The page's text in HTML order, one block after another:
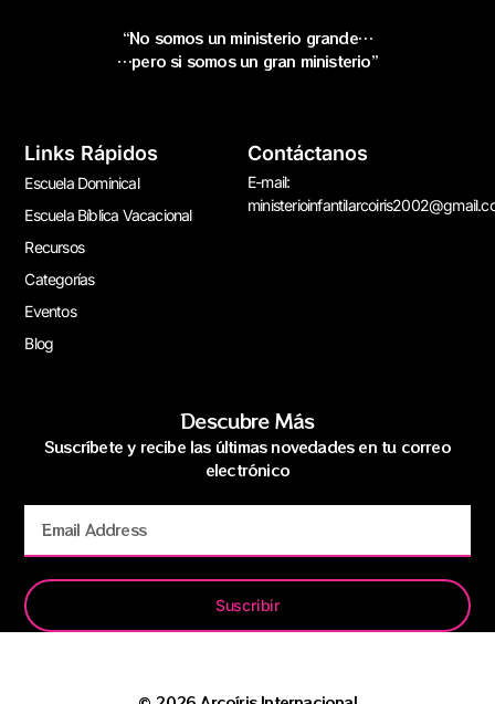
“No somos un ministerio grande…
…pero si somos un gran ministerio”
Links Rápidos
Escuela Dominical
Escuela Bíblica Vacacional
Recursos
Categorías
Eventos
Blog
Contáctanos
E-mail:
Descubre Más
Suscríbete y recibe las últimas novedades en tu correo
electrónico
Suscribir